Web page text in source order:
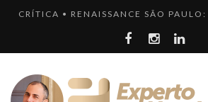
CRÍTICA • RENAISSANCE SÃO
¿CUÁL ES LA DIFERENCIA HAY
EXPERIENCIA • VILLA MAGNA: LUJO